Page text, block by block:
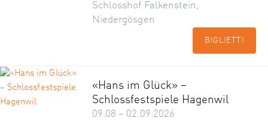
Schlosshof Falkenstein,
Niedergösgen
BIGLIETTI
«Hans im Glück» –
Schlossfestspiele Hagenwil
09.08 – 02.09.2026